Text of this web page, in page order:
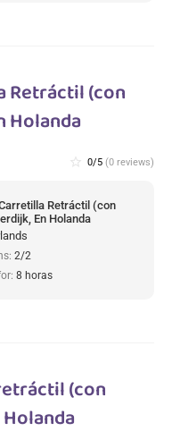
Retráctil (con
Holanda
star_border 0/5 (0 reviews)
Retráctil (con
En Holanda
2/2
8 horas
(con